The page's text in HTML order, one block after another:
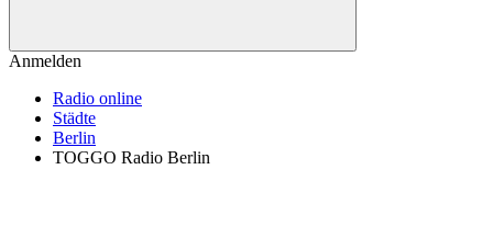
Anmelden
Radio online
Städte
Berlin
TOGGO Radio Berlin